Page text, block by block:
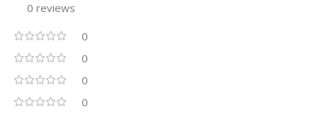
0 reviews
0
0
0
0